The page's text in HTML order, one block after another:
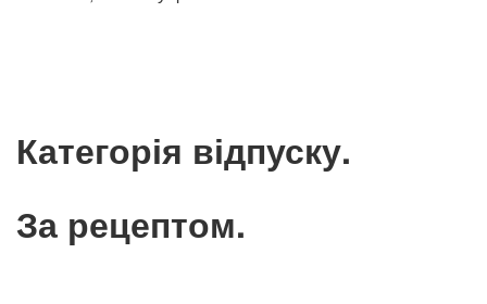
Категорія відпуску.
За рецептом.